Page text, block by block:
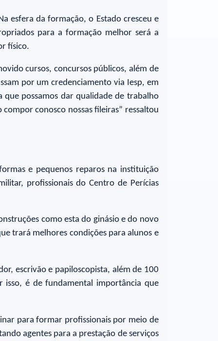
esfera da formação, o Estado cresceu e
para a formação melhor será a
físico.
cursos, concursos públicos, além de
por um credenciamento via Iesp, em
que possamos dar qualidade de trabalho
conosco nossas fileiras” ressaltou
e pequenos reparos na instituição
profissionais do Centro de Perícias
como esta do ginásio e do novo
trará melhores condições para alunos e
escrivão e papiloscopista, além de 100
é de fundamental importância que
para formar profissionais por meio de
agentes para a prestação de serviços